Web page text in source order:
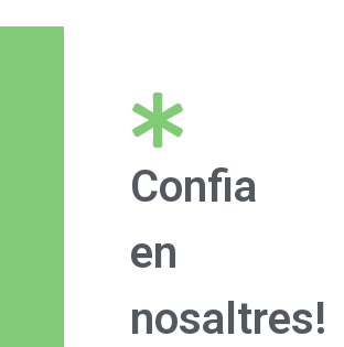
Confia
en
nosaltres!